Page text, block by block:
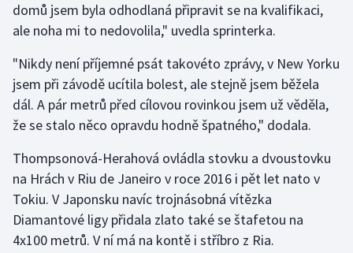
Golf
Gymnastika
Házená
Jezdectví
Judo
Krasobruslení
Lezení
domů jsem byla odhodlaná připravit se na kvalifikaci,
ale noha mi to nedovolila," uvedla sprinterka.
"Nikdy není příjemné psát takovéto zprávy, v New Yorku
jsem při závodě ucítila bolest, ale stejně jsem běžela
dál. A pár metrů před cílovou rovinkou jsem už věděla,
že se stalo něco opravdu hodně špatného," dodala.
Thompsonová-Herahová ovládla stovku a dvoustovku
na Hrách v Riu de Janeiro v roce 2016 i pět let nato v
Tokiu. V Japonsku navíc trojnásobná vítězka
Diamantové ligy přidala zlato také se štafetou na
4x100 metrů. V ní má na kontě i stříbro z Ria.